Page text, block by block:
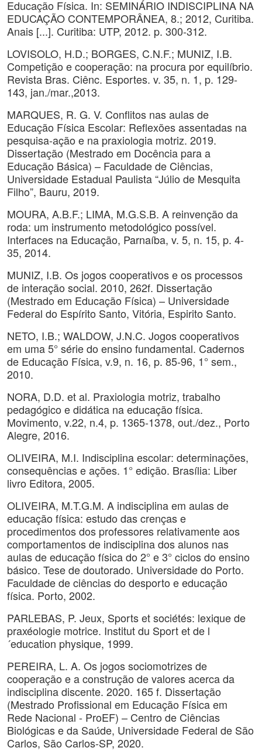
Educação Física. In: SEMINÁRIO INDISCIPLINA NA
EDUCAÇÃO CONTEMPORÂNEA, 8.; 2012, Curitiba.
Anais [...]. Curitiba: UTP, 2012. p. 300-312.
LOVISOLO, H.D.; BORGES, C.N.F.; MUNIZ, I.B.
Competição e cooperação: na procura por equilíbrio.
Revista Bras. Ciênc. Esportes. v. 35, n. 1, p. 129-
143, jan./mar.,2013.
MARQUES, R. G. V. Conflitos nas aulas de
Educação Física Escolar: Reflexões assentadas na
pesquisa-ação e na praxiologia motriz. 2019.
Dissertação (Mestrado em Docência para a
Educação Básica) – Faculdade de Ciências,
Universidade Estadual Paulista “Júlio de Mesquita
Filho”, Bauru, 2019.
MOURA, A.B.F.; LIMA, M.G.S.B. A reinvenção da
roda: um instrumento metodológico possível.
Interfaces na Educação, Parnaíba, v. 5, n. 15, p. 4-
35, 2014.
MUNIZ, I.B. Os jogos cooperativos e os processos
de interação social. 2010, 262f. Dissertação
(Mestrado em Educação Física) – Universidade
Federal do Espírito Santo, Vitória, Espirito Santo.
NETO, I.B.; WALDOW, J.N.C. Jogos cooperativos
em uma 5° série do ensino fundamental. Cadernos
de Educação Física, v.9, n. 16, p. 85-96, 1° sem.,
2010.
NORA, D.D. et al. Praxiologia motriz, trabalho
pedagógico e didática na educação física.
Movimento, v.22, n.4, p. 1365-1378, out./dez., Porto
Alegre, 2016.
OLIVEIRA, M.I. Indisciplina escolar: determinações,
consequências e ações. 1° edição. Brasília: Liber
livro Editora, 2005.
OLIVEIRA, M.T.G.M. A indisciplina em aulas de
educação física: estudo das crenças e
procedimentos dos professores relativamente aos
comportamentos de indisciplina dos alunos nas
aulas de educação física do 2° e 3° ciclos do ensino
básico. Tese de doutorado. Universidade do Porto.
Faculdade de ciências do desporto e educação
física. Porto, 2002.
PARLEBAS, P. Jeux, Sports et sociétés: lexique de
praxéologie motrice. Institut du Sport et de l
´education physique, 1999.
PEREIRA, L. A. Os jogos sociomotrizes de
cooperação e a construção de valores acerca da
indisciplina discente. 2020. 165 f. Dissertação
(Mestrado Profissional em Educação Física em
Rede Nacional - ProEF) – Centro de Ciências
Biológicas e da Saúde, Universidade Federal de São
Carlos, São Carlos-SP, 2020.